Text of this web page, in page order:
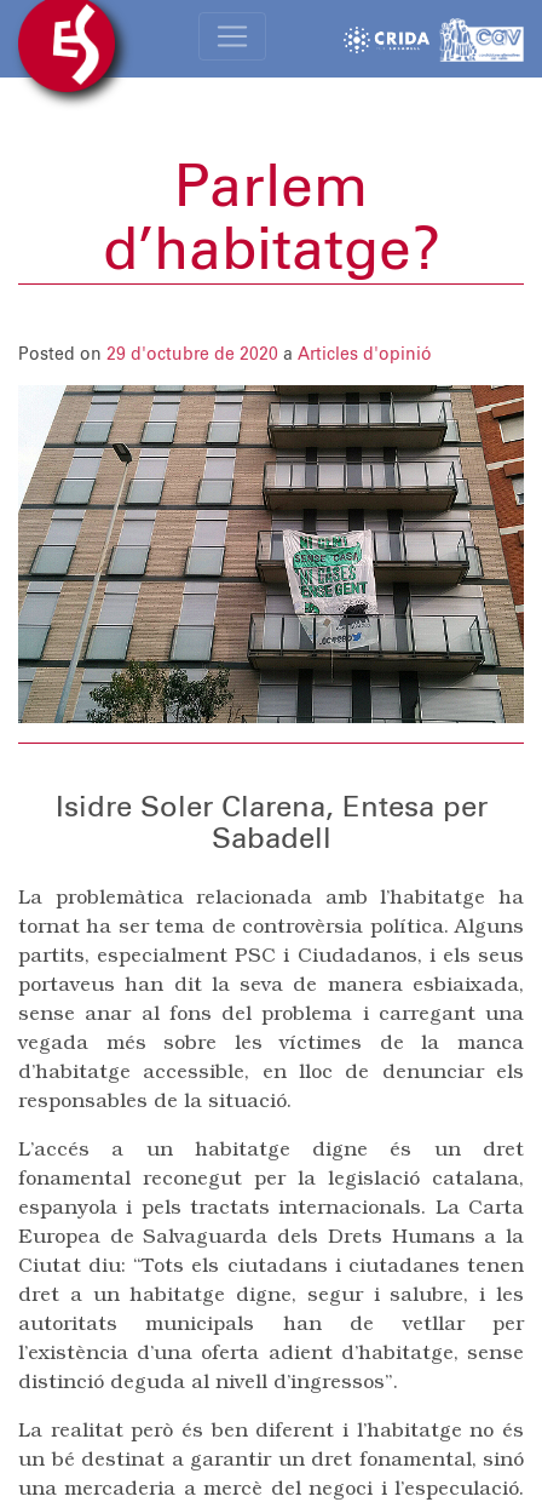
Parlem
d’habitatge?
Posted on 29 d'octubre de 2020 a Articles d'opinió
Isidre Soler Clarena, Entesa per
Sabadell
La problemàtica relacionada amb l’habitatge ha
tornat ha ser tema de controvèrsia política. Alguns
partits, especialment PSC i Ciudadanos, i els seus
portaveus han dit la seva de manera esbiaixada,
sense anar al fons del problema i carregant una
vegada més sobre les víctimes de la manca
d’habitatge accessible, en lloc de denunciar els
responsables de la situació.
L’accés a un habitatge digne és un dret
fonamental reconegut per la legislació catalana,
espanyola i pels tractats internacionals. La Carta
Europea de Salvaguarda dels Drets Humans a la
Ciutat diu: “Tots els ciutadans i ciutadanes tenen
dret a un habitatge digne, segur i salubre, i les
autoritats municipals han de vetllar per
l’existència d’una oferta adient d’habitatge, sense
distinció deguda al nivell d’ingressos”.
La realitat però és ben diferent i l’habitatge no és
un bé destinat a garantir un dret fonamental, sinó
una mercaderia a mercè del negoci i l’especulació.